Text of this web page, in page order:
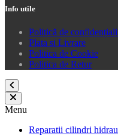
Info utile
Politică de
Plata si Livrare
Politica de Cookie
Politica de Retur
Menu
Reparatii cilindri